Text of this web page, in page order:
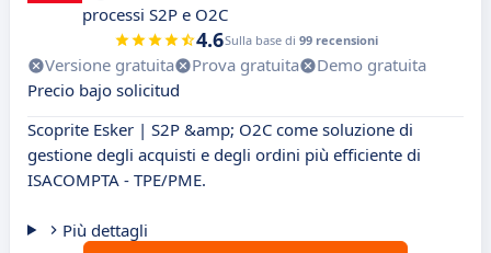
processi S2P e O2C
4.6Sulla base di 99 recensioni
Versione gratuita Prova gratuita
Demo gratuita
Precio bajo solicitud
Scoprite Esker | S2P &amp; O2C come soluzione di
gestione degli acquisti e degli ordini più efficiente di
ISACOMPTA - TPE/PME.
Più dettagli